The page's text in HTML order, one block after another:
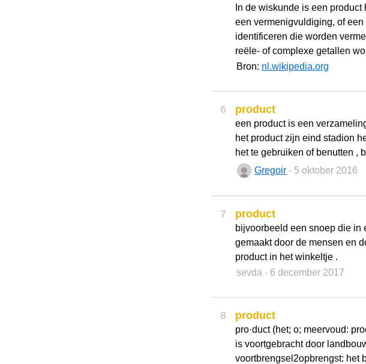
In de wiskunde is een product
een vermenigvuldiging, of
identificeren die worden
reële- of complexe getallen
Bron: nl.wikipedia.org
6 product
een product is een
het product zijn eind stadion
het te gebruiken of benutten ,
Gregoir - 5 oktober 2016
7 product
bijvoorbeeld een snoep die in
gemaakt door de mensen en
product in het winkeltje .
sevda - 6 december 2017
8 product
pro·duct (het; o; meervoud:
is voortgebracht door
voortbrengsel2opbrengst: het